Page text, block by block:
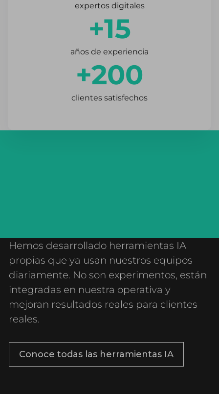
expertos digitales
+15
años de experiencia
+200
clientes satisfechos
Hemos desarrollado herramientas IA
propias que ya usan nuestros equipos
diariamente. No son experimentos, están
integradas en nuestra operativa y
mejoran resultados reales para clientes
reales.
Conoce todas las herramientas IA